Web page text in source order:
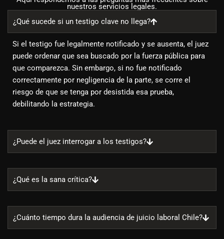
nuestros servicios legales.
¿Qué sucede si un testigo clave no llega?
Si el testigo fue legalmente notificado y se ausenta, el juez
puede ordenar que sea buscado por la fuerza pública para
que comparezca. Sin embargo, si no fue notificado
correctamente por negligencia de la parte, se corre el
riesgo de que se tenga por desistida esa prueba,
debilitando la estrategia.
¿Puede el juez interrogar a los testigos?
¿Qué es la sana crítica?
¿Cuánto tiempo dura la audiencia de juicio laboral Chile?